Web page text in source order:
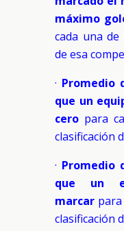
máximo
cada una de
de esa
· Promedio
que un
cero para
clasificación
· Promedio
que un
marcar
clasificación